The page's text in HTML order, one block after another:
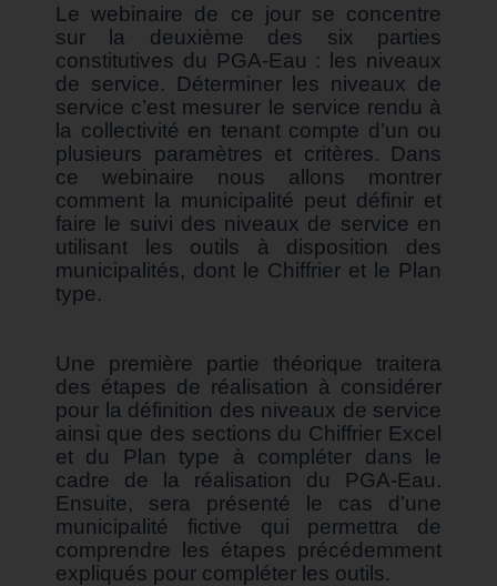
Le webinaire de ce jour se concentre
sur la deuxième des six parties
constitutives du PGA-Eau : les niveaux
de service. Déterminer les niveaux de
service c’est mesurer le service rendu à
la collectivité en tenant compte d’un ou
plusieurs paramètres et critères. Dans
ce webinaire nous allons montrer
comment la municipalité peut définir et
faire le suivi des niveaux de service en
utilisant les outils à disposition des
municipalités, dont le Chiffrier et le Plan
type.
Une première partie théorique traitera
des étapes de réalisation à considérer
pour la définition des niveaux de service
ainsi que des sections du Chiffrier Excel
et du Plan type à compléter dans le
cadre de la réalisation du PGA-Eau.
Ensuite, sera présenté le cas d’une
municipalité fictive qui permettra de
comprendre les étapes précédemment
expliqués pour compléter les outils.